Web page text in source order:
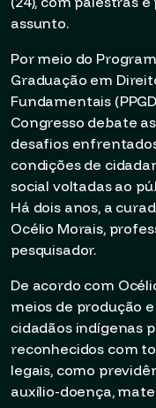
assunto.
Por meio do
Graduação em
Fundamentais
Congresso debate
desafios
condições de
social voltadas ao
Há dois anos, a
Océlio Morais,
pesquisador.
De acordo com
meios de produção
cidadãos indígenas
reconhecidos com
legais, como
auxílio-doença,